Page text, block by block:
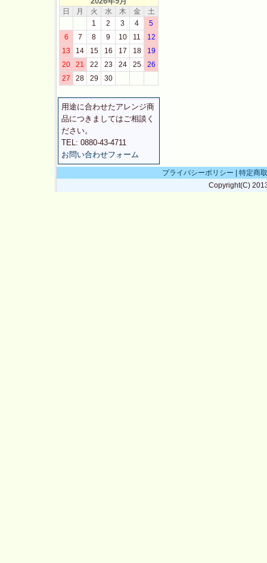
日 月 火 水 木 金
土
1
2 3 4
5
6
7 8 9 10 11
12
13
14 15 16 17 18
19
20
21 22 23 24 25
26
27
28 29 30
用途に合わせたアレンジ商
品につきましてはご相談く
ださい。
TEL: 0880-43-4711
お問い合わせフォーム
プライバシーポリシー
特定商
Copyright(C)